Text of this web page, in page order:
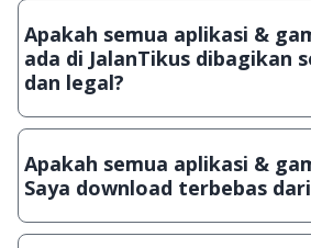
Apakah semua aplikasi &
ada di JalanTikus dibagikan
dan legal?
Ya, JalanTikus hanya membagikan
crack, patch atau semacamnya.
Apakah semua aplikasi &
Saya download terbebas
Ya, JalanTikus selalu melakukan